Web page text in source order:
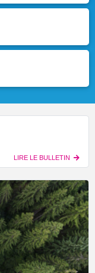
LIRE LE BULLETIN